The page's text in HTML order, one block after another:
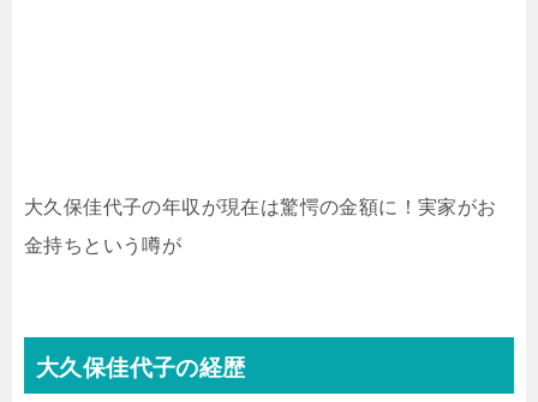
大久保佳代子の年収が現在は驚愕の金額に！実家がお
金持ちという噂が
大久保佳代子の経歴